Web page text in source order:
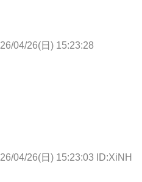
26/04/26(日) 15:23:28
26/04/26(日) 15:23:03 ID:XiNH